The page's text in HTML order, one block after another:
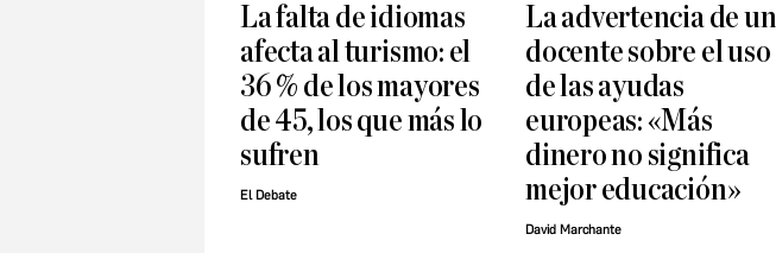
La falta de idiomas
afecta al turismo: el
36 % de los mayores
de 45, los que más lo
sufren
El Debate
La advertencia de un
docente sobre el uso
de las ayudas
europeas: «Más
dinero no significa
mejor educación»
David Marchante